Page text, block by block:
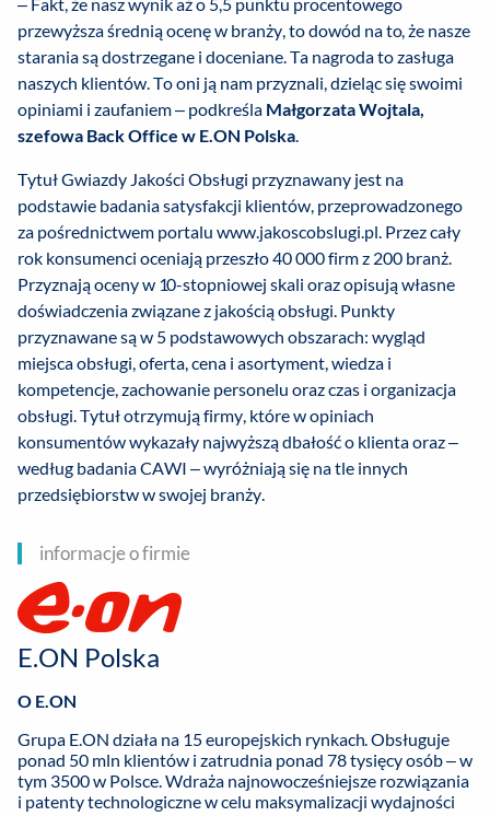
– Fakt, że nasz wynik aż o 5,5 punktu procentowego
przewyższa średnią ocenę w branży, to dowód na to, że nasze
starania są dostrzegane i doceniane. Ta nagroda to zasługa
naszych klientów. To oni ją nam przyznali, dzieląc się swoimi
opiniami i zaufaniem – podkreśla Małgorzata Wojtala,
szefowa Back Office w E.ON Polska.
Tytuł Gwiazdy Jakości Obsługi przyznawany jest na
podstawie badania satysfakcji klientów, przeprowadzonego
za pośrednictwem portalu www.jakoscobslugi.pl. Przez cały
rok konsumenci oceniają przeszło 40 000 firm z 200 branż.
Przyznają oceny w 10-stopniowej skali oraz opisują własne
doświadczenia związane z jakością obsługi. Punkty
przyznawane są w 5 podstawowych obszarach: wygląd
miejsca obsługi, oferta, cena i asortyment, wiedza i
kompetencje, zachowanie personelu oraz czas i organizacja
obsługi. Tytuł otrzymują firmy, które w opiniach
konsumentów wykazały najwyższą dbałość o klienta oraz –
według badania CAWI – wyróżniają się na tle innych
przedsiębiorstw w swojej branży.
informacje o firmie
E.ON Polska
O E.ON
Grupa E.ON działa na 15 europejskich rynkach. Obsługuje
ponad 50 mln klientów i zatrudnia ponad 78 tysięcy osób – w
tym 3500 w Polsce. Wdraża najnowocześniejsze rozwiązania
i patenty technologiczne w celu maksymalizacji wydajności